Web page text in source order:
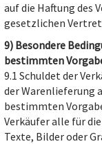
auf die Haftung des
gesetzlichen
9) Besondere
bestimmten
9.1 Schuldet der
der Warenlieferung
bestimmten
Verkäufer alle für
Texte, Bilder oder